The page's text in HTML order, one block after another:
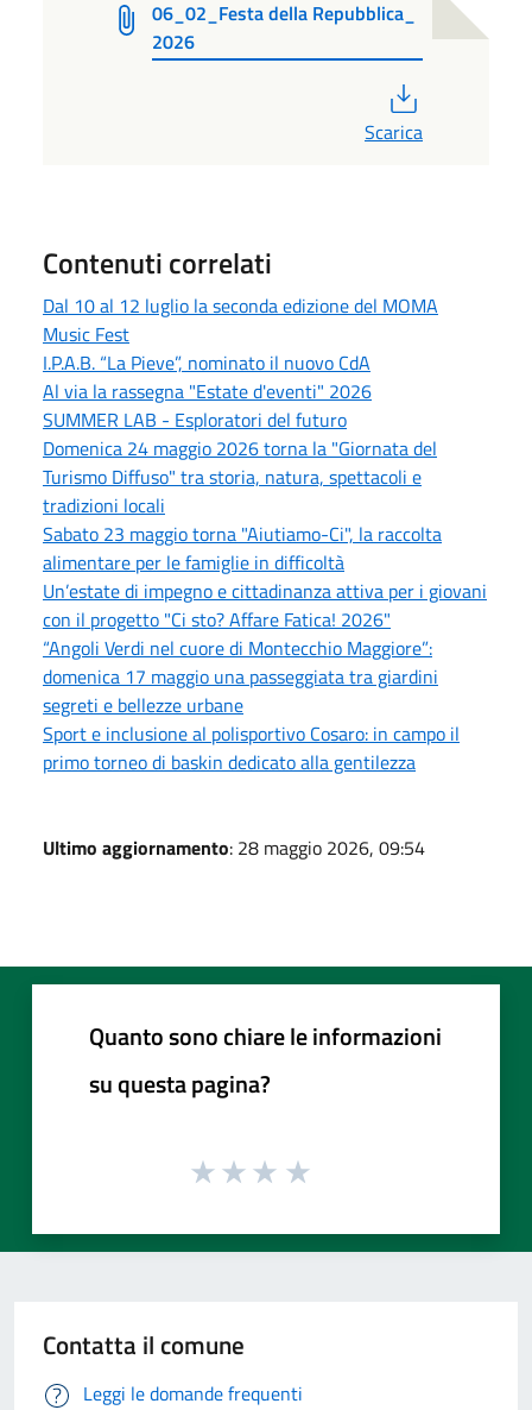
06_02_Festa della Repubblica_
2026
Scarica
Contenuti correlati
Dal 10 al 12 luglio la seconda edizione del MOMA
Music Fest
I.P.A.B. “La Pieve”, nominato il nuovo CdA
Al via la rassegna "Estate d'eventi" 2026
SUMMER LAB - Esploratori del futuro
Domenica 24 maggio 2026 torna la "Giornata del
Turismo Diffuso" tra storia, natura, spettacoli e
tradizioni locali
Sabato 23 maggio torna "Aiutiamo-Ci", la raccolta
alimentare per le famiglie in difficoltà
Un’estate di impegno e cittadinanza attiva per i giovani
con il progetto "Ci sto? Affare Fatica! 2026"
“Angoli Verdi nel cuore di Montecchio Maggiore”:
domenica 17 maggio una passeggiata tra giardini
segreti e bellezze urbane
Sport e inclusione al polisportivo Cosaro: in campo il
primo torneo di baskin dedicato alla gentilezza
Ultimo aggiornamento: 28 maggio 2026, 09:54
Quanto sono chiare le informazioni
su questa pagina?
Contatta il comune
Leggi le domande frequenti